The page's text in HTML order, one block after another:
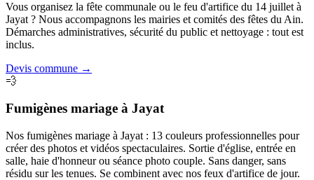
Vous organisez la fête communale ou le feu d'artifice du 14 juillet à
Jayat ? Nous accompagnons les mairies et comités des fêtes du Ain.
Démarches administratives, sécurité du public et nettoyage : tout est
inclus.
Devis commune →
💨
Fumigènes mariage à Jayat
Nos fumigènes mariage à Jayat : 13 couleurs professionnelles pour
créer des photos et vidéos spectaculaires. Sortie d'église, entrée en
salle, haie d'honneur ou séance photo couple. Sans danger, sans
résidu sur les tenues. Se combinent avec nos feux d'artifice de jour.